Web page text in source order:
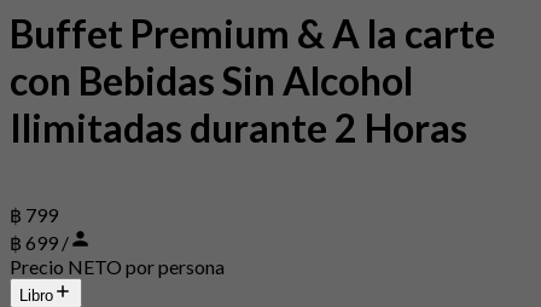
Buffet Premium & A la carte
con Bebidas Sin Alcohol
Ilimitadas durante 2 Horas
฿ 799
฿ 699 /
Precio NETO por persona
Libro